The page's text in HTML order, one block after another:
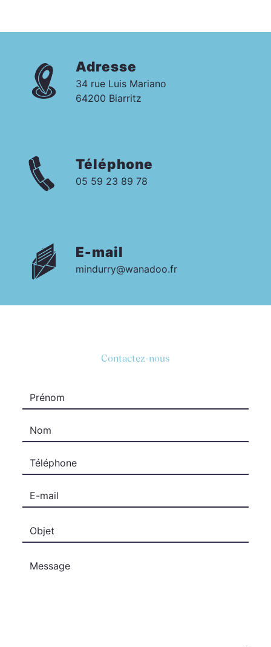
Adresse
34 rue Luis Mariano
64200 Biarritz
Téléphone
05 59 23 89 78
E-mail
mindurry@wanadoo.fr
Contactez-nous